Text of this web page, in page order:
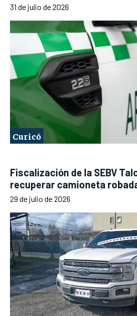
31 de julio de 2026
Curicó
Fiscalización de la SEBV
recuperar camioneta
29 de julio de 2026